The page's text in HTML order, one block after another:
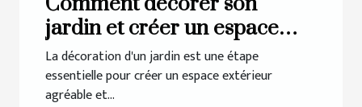
jardin et créer un espace
extérieur accueillant ?
La décoration d'un jardin est une étape
essentielle pour créer un espace extérieur
agréable et...